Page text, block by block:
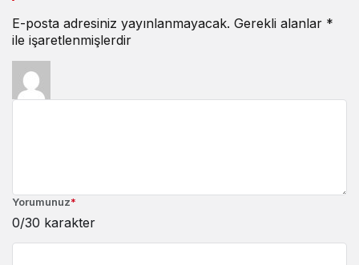
E-posta adresiniz yayınlanmayacak. Gerekli alanlar *
ile işaretlenmişlerdir
Yorumunuz*
0/30 karakter